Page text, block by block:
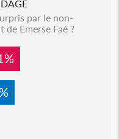
par le non-
Emerse Faé ?